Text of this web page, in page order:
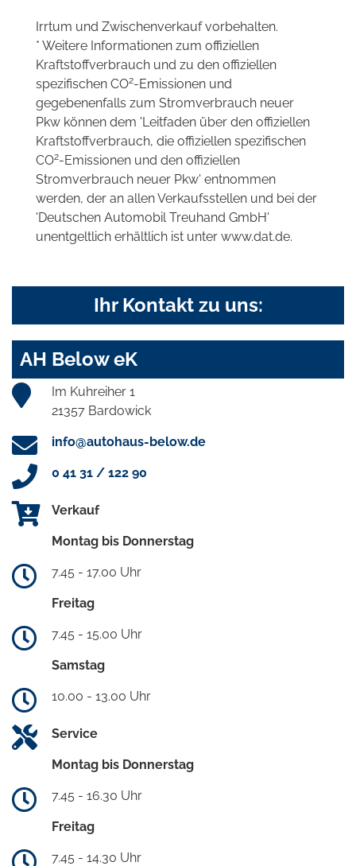
Irrtum und Zwischenverkauf vorbehalten.
* Weitere Informationen zum offiziellen
Kraftstoffverbrauch und zu den offiziellen
spezifischen CO2-Emissionen und
gegebenenfalls zum Stromverbrauch neuer
Pkw können dem 'Leitfaden über den offiziellen
Kraftstoffverbrauch, die offiziellen spezifischen
CO2-Emissionen und den offiziellen
Stromverbrauch neuer Pkw' entnommen
werden, der an allen Verkaufsstellen und bei der
'Deutschen Automobil Treuhand GmbH'
unentgeltlich erhältlich ist unter www.dat.de.
Ihr Kontakt zu uns:
AH Below eK
Im Kuhreiher 1
21357 Bardowick
info@autohaus-below.de
0 41 31 / 122 90
Verkauf
Montag bis Donnerstag
7.45 - 17.00 Uhr
Freitag
7.45 - 15.00 Uhr
Samstag
10.00 - 13.00 Uhr
Service
Montag bis Donnerstag
7.45 - 16.30 Uhr
Freitag
7.45 - 14.30 Uhr